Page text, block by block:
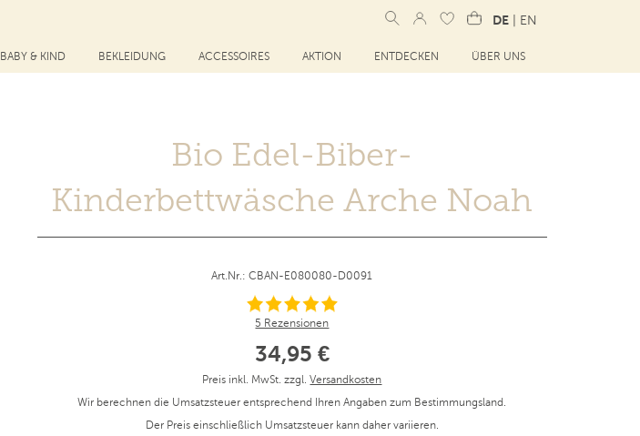
BABY & KIND BEKLEIDUNG ACCESSOIRES AKTION ENTDECKEN ÜBER UNS
DE EN
Bio Edel-Biber-
Kinderbettwäsche Arche Noah
Art.Nr.: CBAN-E080080-D0091
5 Rezensionen
34,95 €
Preis inkl. MwSt. zzgl.Versandkosten
Wir berechnen die Umsatzsteuer entsprechend Ihren Angaben zum Bestimmungsland.
Der Preis einschließlich Umsatzsteuer kann daher variieren.